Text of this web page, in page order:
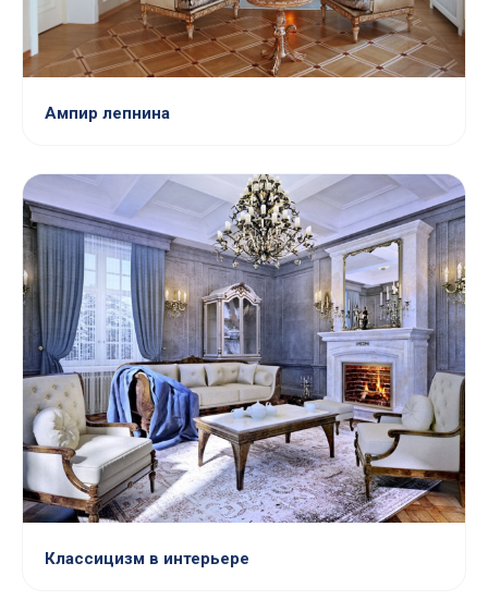
Ампир лепнина
Классицизм в интерьере